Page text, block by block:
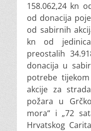
158.062,24 kn
od donacija
od sabirnih
kn od
preostalih
donacija u
potrebe
akcije za
požara u
mora“ i „72
Hrvatskog